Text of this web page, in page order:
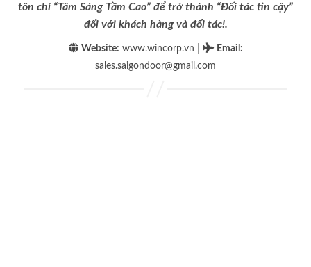
tôn chỉ “Tâm Sáng Tầm Cao” để trở thành “Đối tác tin cậy”
đối với khách hàng và đối tác!.
Website: www.wincorp.vn Email :
sales.saigondoor@gmail.com